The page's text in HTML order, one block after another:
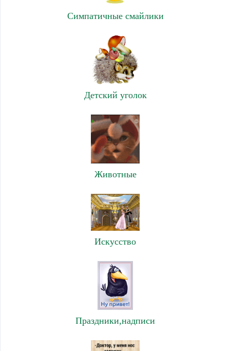
Симпатичные смайлики
Детский уголок
Животные
Искусство
Праздники,надписи